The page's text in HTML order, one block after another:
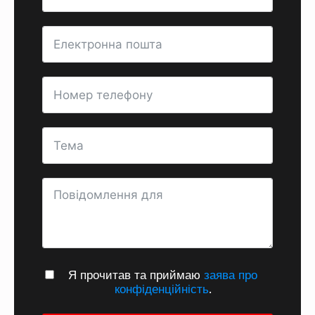
Я прочитав та приймаю заява про
конфіденційність.